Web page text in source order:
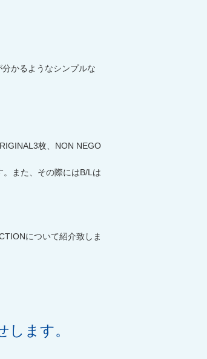
かるようなシンプルな
枚、 NON NEGO
。また、その際にはB/L は
について紹介致しま
します。